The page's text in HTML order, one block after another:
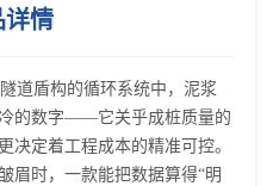
详情
道盾构的循环系统中，泥浆
的数字——它关乎成桩质量的
决定着工程成本的精准可控。
眉时，一款能把数据算得“明